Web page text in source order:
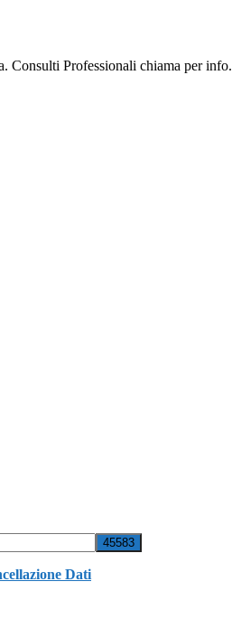
Consulti Professionali chiama per info.
Dati